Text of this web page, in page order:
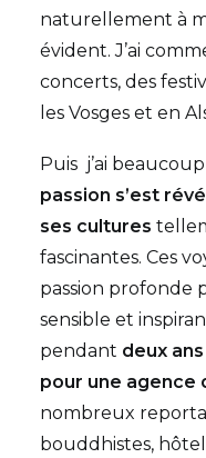
naturellement à
évident. J’ai
concerts, des
les Vosges et en
Puis j’ai
passion s’est
ses cultures
fascinantes. Ces
passion profonde
sensible et
pendant deux
pour une agence
nombreux
bouddhistes,